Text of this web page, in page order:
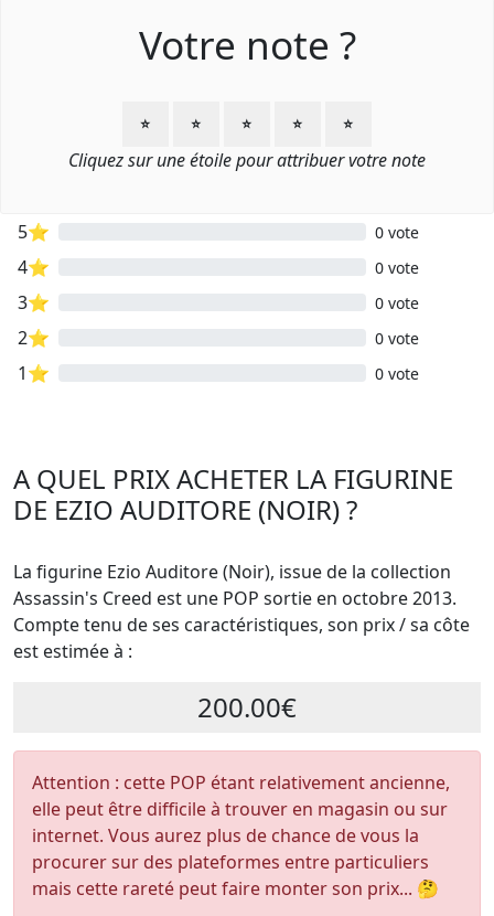
Votre note ?
⭐ ⭐ ⭐ ⭐ ⭐
Cliquez sur une étoile pour attribuer votre note
5⭐ 0 vote
4⭐ 0 vote
3⭐ 0 vote
2⭐ 0 vote
1⭐ 0 vote
A QUEL PRIX ACHETER LA FIGURINE
DE EZIO AUDITORE (NOIR) ?
La figurine Ezio Auditore (Noir), issue de la collection
Assassin's Creed est une POP sortie en octobre 2013.
Compte tenu de ses caractéristiques, son prix / sa côte
est estimée à :
200.00€
Attention : cette POP étant relativement ancienne,
elle peut être difficile à trouver en magasin ou sur
internet. Vous aurez plus de chance de vous la
procurer sur des plateformes entre particuliers
mais cette rareté peut faire monter son prix... 🤔